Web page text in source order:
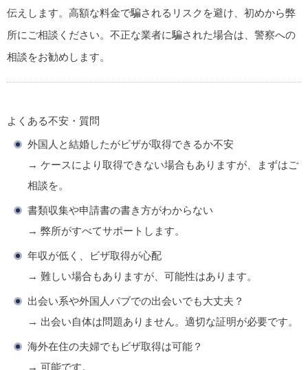
伝えします。高額な料金で騙されるリスクを避け、初めから弊
所にご相談ください。不正な業者に騙された場合は、警察への
相談をお勧めします。
よくある不安・質問
外国人と結婚したがビザが取得できるか不安
→ ケースにより取得できない場合もありますが、まずはご
相談を。
書類収集や申請書の書き方がわからない
→ 弊所がすべてサポートします。
年収が低く、ビザ取得が心配
→ 難しい場合もありますが、可能性はあります。
出会い系や外国人パブでの出会いでも大丈夫？
→ 出会い自体は問題ありません。適切な証明が必要です。
海外在住の夫婦でもビザ取得は可能？
→ 可能です。